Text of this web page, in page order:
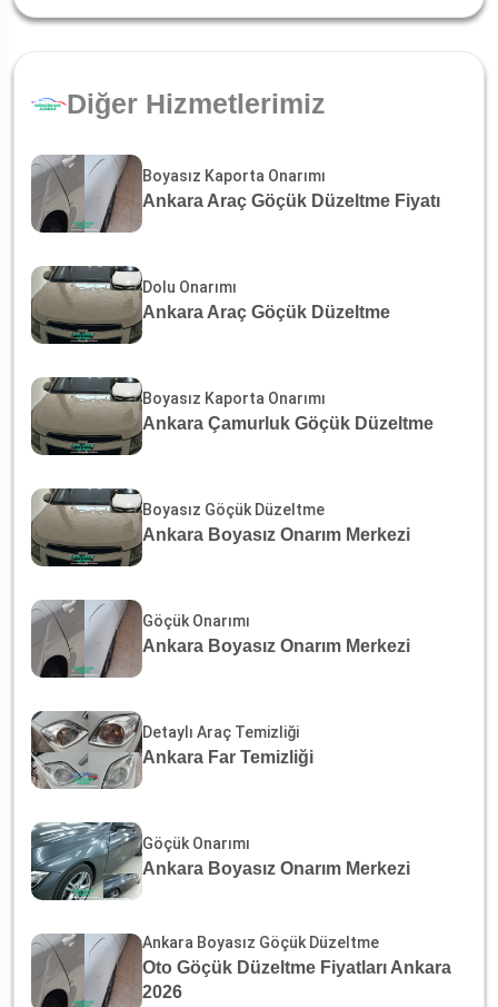
Diğer Hizmetlerimiz
Boyasız Kaporta Onarımı
Ankara Araç Göçük Düzeltme Fiyatı
Dolu Onarımı
Ankara Araç Göçük Düzeltme
Boyasız Kaporta Onarımı
Ankara Çamurluk Göçük Düzeltme
Boyasız Göçük Düzeltme
Ankara Boyasız Onarım Merkezi
Göçük Onarımı
Ankara Boyasız Onarım Merkezi
Detaylı Araç Temizliği
Ankara Far Temizliği
Göçük Onarımı
Ankara Boyasız Onarım Merkezi
Ankara Boyasız Göçük Düzeltme
Oto Göçük Düzeltme Fiyatları Ankara
2026